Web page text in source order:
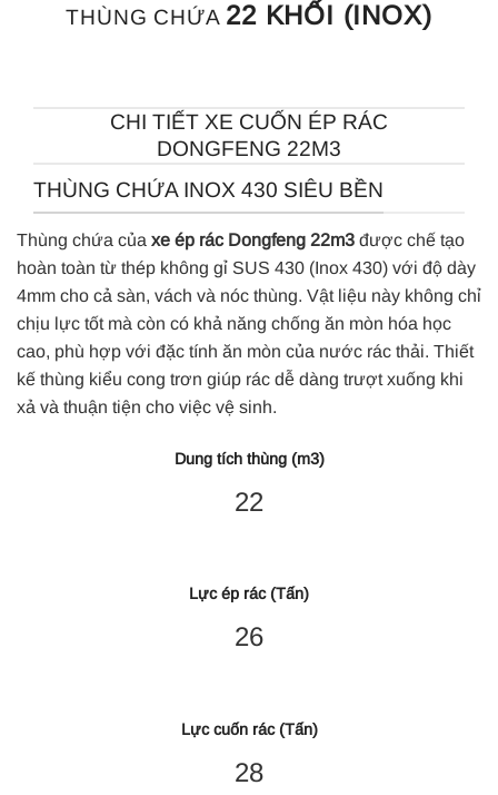
THÙNG CHỨA 22 KHỐI (INOX)
CHI TIẾT XE CUỐN ÉP RÁC
DONGFENG 22M3
THÙNG CHỨA INOX 430 SIÊU BỀN
Thùng chứa của xe ép rác Dongfeng 22m3 được chế tạo
hoàn toàn từ thép không gỉ SUS 430 (Inox 430) với độ dày
4mm cho cả sàn, vách và nóc thùng. Vật liệu này không chỉ
chịu lực tốt mà còn có khả năng chống ăn mòn hóa học
cao, phù hợp với đặc tính ăn mòn của nước rác thải. Thiết
kế thùng kiểu cong trơn giúp rác dễ dàng trượt xuống khi
xả và thuận tiện cho việc vệ sinh.
Dung tích thùng (m3)
22
Lực ép rác (Tấn)
26
Lực cuốn rác (Tấn)
28